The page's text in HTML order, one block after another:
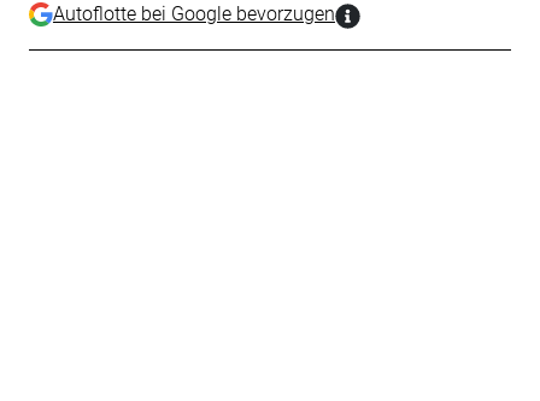
Autoflotte bei Google bevorzugen